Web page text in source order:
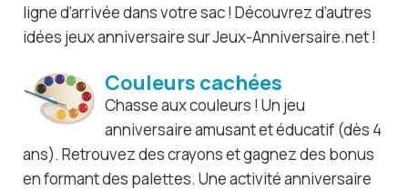
ligne d’arrivée dans votre sac ! Découvrez d’autres
idées jeux anniversaire sur Jeux-Anniversaire.net !
Couleurs cachées
Chasse aux couleurs ! Un jeu
anniversaire amusant et éducatif (dès 4
ans). Retrouvez des crayons et gagnez des bonus
en formant des palettes. Une activité anniversaire